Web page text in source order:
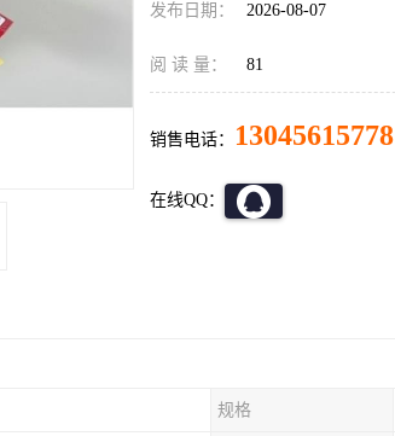
发布日期： 2026-08-07
阅 读 量： 81
销售电话： 13045615778
在线QQ：
规格